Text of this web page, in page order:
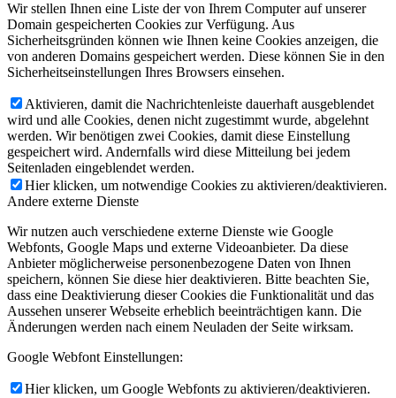
Wir stellen Ihnen eine Liste der von Ihrem Computer auf unserer
Domain gespeicherten Cookies zur Verfügung. Aus
Sicherheitsgründen können wie Ihnen keine Cookies anzeigen, die
von anderen Domains gespeichert werden. Diese können Sie in den
Sicherheitseinstellungen Ihres Browsers einsehen.
Aktivieren, damit die Nachrichtenleiste dauerhaft ausgeblendet
wird und alle Cookies, denen nicht zugestimmt wurde, abgelehnt
werden. Wir benötigen zwei Cookies, damit diese Einstellung
gespeichert wird. Andernfalls wird diese Mitteilung bei jedem
Seitenladen eingeblendet werden.
Hier klicken, um notwendige Cookies zu aktivieren/deaktivieren.
Andere externe Dienste
Wir nutzen auch verschiedene externe Dienste wie Google
Webfonts, Google Maps und externe Videoanbieter. Da diese
Anbieter möglicherweise personenbezogene Daten von Ihnen
speichern, können Sie diese hier deaktivieren. Bitte beachten Sie,
dass eine Deaktivierung dieser Cookies die Funktionalität und das
Aussehen unserer Webseite erheblich beeinträchtigen kann. Die
Änderungen werden nach einem Neuladen der Seite wirksam.
Google Webfont Einstellungen:
Hier klicken, um Google Webfonts zu aktivieren/deaktivieren.